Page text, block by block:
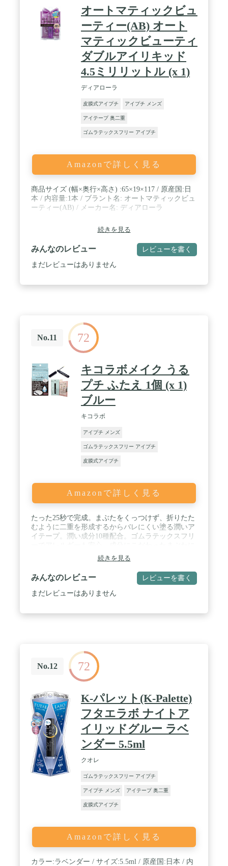
オートマティックビュ
ーティー(AB) オート
マティックビューティ
ダブルアイリキッド
4.5ミリリットル (x 1)
ディアローラ
皮膜式アイプチ アイプチ メンズ
アイテープ 奥二重
ゴムラテックスフリー アイプチ
Amazonで詳しく見る
商品サイズ (幅×奥行×高さ) :65×19×117 / 原産国:日
本 / 内容量:1本 / ブラント名: オートマティックビュ
ーティー(AB) / メーカー名: ディアローラ
続きを見る
みんなのレビュー レビューを書く
まだレビューはありません
No.11 72
キコラボメイク うる
プチ ふたえ 1個 (x 1)
ブルー
キコラボ
アイプチ メンズ
ゴムラテックスフリー アイプチ
皮膜式アイプチ
Amazonで詳しく見る
たった25秒で完成。まぶたをくっつけず、折りたた
むように二重を形成するからバレにくい塗る潤いア
イテープ。潤い成分10種配合。ゴムラテックスフリ
続きを見る
みんなのレビュー レビューを書く
まだレビューはありません
No.12 72
K-パレット(K-Palette)
フタエラボ ナイトア
イリッドグルー ラベ
ンダー 5.5ml
クオレ
ゴムラテックスフリー アイプチ
アイプチ メンズ アイテープ 奥二重
皮膜式アイプチ
Amazonで詳しく見る
カラー:ラベンダー / サイズ:5.5ml / 原産国:日本 / 内